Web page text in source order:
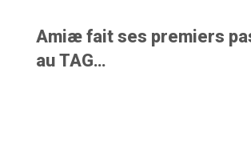
Amiæ fait ses premiers
au TAG…